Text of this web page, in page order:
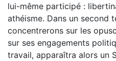
lui-même participé :
athéisme. Dans un second
concentrerons sur les
sur ses engagements
travail, apparaîtra alors un